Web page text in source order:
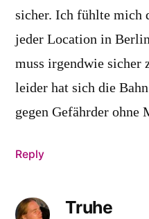
sicher. Ich fühlte mich
jeder Location in
muss irgendwie sicher
leider hat sich die
gegen Gefährder ohne
Reply
Truhe